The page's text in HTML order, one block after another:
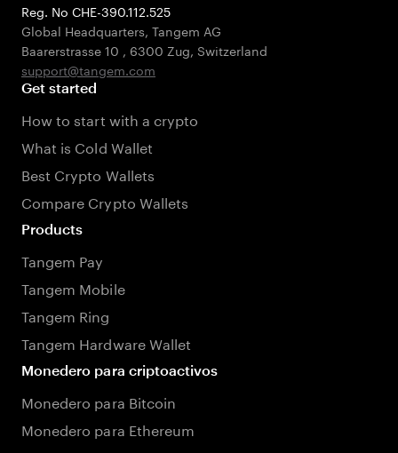
Reg. No CHE-390.112.525
Global Headquarters, Tangem AG
Baarerstrasse 10 , 6300 Zug, Switzerland
support@tangem.com
Get started
How to start with a crypto
What is Cold Wallet
Best Crypto Wallets
Compare Crypto Wallets
Products
Tangem Pay
Tangem Mobile
Tangem Ring
Tangem Hardware Wallet
Monedero para criptoactivos
Monedero para Bitcoin
Monedero para Ethereum